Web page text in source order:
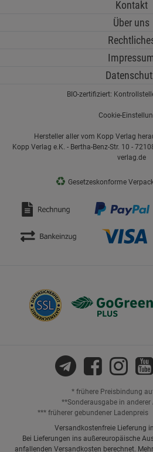
Kontakt
Über uns
BIO-zertifiziert:
Cookie-
Hersteller aller vom Kopp Verlag
Kopp Verlag e.K. - Bertha-Benz-Str. 10 -
verlag.de
♻ Gesetzeskonforme
* frühere Preisbindung
**Sonderausgabe in
*** früherer gebundener Ladenpreis
Versandkostenfreie Lieferung
Bei Lieferungen ins außereuropäische
anfallenden Versandkosten berechnet.